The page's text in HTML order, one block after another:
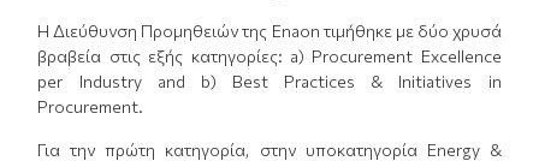
Η Διεύθυνση Προμηθειών της Enaon τιμήθηκε με δύο χρυσά
βραβεία στις εξής κατηγορίες: a) Procurement Excellence
per Industry and b) Best Practices & Initiatives in
Procurement.
Για την πρώτη κατηγορία, στην υποκατηγορία Energy &